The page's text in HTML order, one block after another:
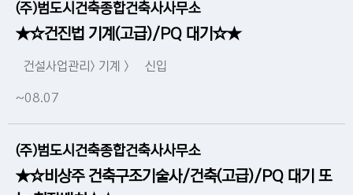
(주)범도시건축종합건축사사무소
★☆건진법 기계(고급)/PQ 대기☆★
건설사업관리> 기계 > 신입
~08.07
(주)범도시건축종합건축사사무소
★☆비상주 건축구조기술사/건축(고급)/PQ 대기 또